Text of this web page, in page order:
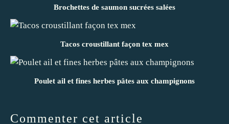
Brochettes de saumon sucrées salées
Tacos croustillant façon tex mex
Poulet ail et fines herbes pâtes aux champignons
Commenter cet article